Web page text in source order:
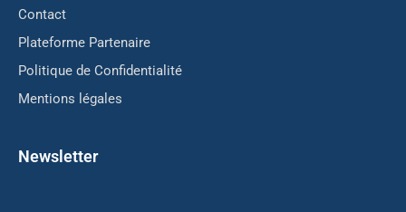
Contact
Plateforme Partenaire
Politique de Confidentialité
Mentions légales
Newsletter